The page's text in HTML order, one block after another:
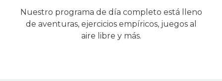
Nuestro programa de día completo está lleno
de aventuras, ejercicios empíricos, juegos al
aire libre y más.